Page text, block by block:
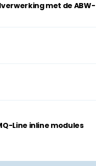
met de ABW-
Line inline modules